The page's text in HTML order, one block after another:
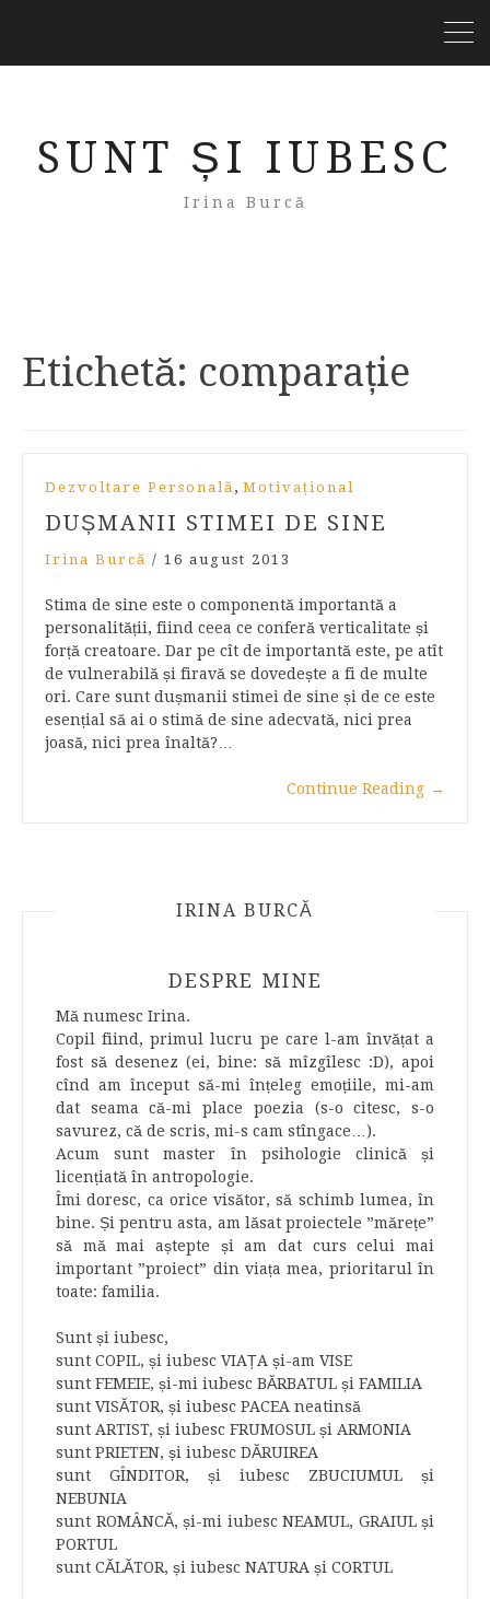
SUNT ȘI IUBESC
Irina Burcă
Etichetă: comparație
Dezvoltare Personală, Motivațional
DUȘMANII STIMEI DE SINE
Irina Burcă / 16 august 2013
Stima de sine este o componentă importantă a
personalității, fiind ceea ce conferă verticalitate și
forță creatoare. Dar pe cît de importantă este, pe atît
de vulnerabilă și firavă se dovedește a fi de multe
ori. Care sunt dușmanii stimei de sine și de ce este
esențial să ai o stimă de sine adecvată, nici prea
joasă, nici prea înaltă?…
Continue Reading →
IRINA BURCĂ
DESPRE MINE
Mă numesc Irina.
Copil fiind, primul lucru pe care l-am învățat a
fost să desenez (ei, bine: să mîzgîlesc :D), apoi
cînd am început să-mi înțeleg emoțiile, mi-am
dat seama că-mi place poezia (s-o citesc, s-o
savurez, că de scris, mi-s cam stîngace…).
Acum sunt master în psihologie clinică și
licențiată în antropologie.
Îmi doresc, ca orice visător, să schimb lumea, în
bine. Și pentru asta, am lăsat proiectele ”mărețe”
să mă mai aștepte și am dat curs celui mai
important ”proiect” din viața mea, prioritarul în
toate: familia.
Sunt și iubesc,
sunt COPIL, și iubesc VIAȚA și-am VISE
sunt FEMEIE, și-mi iubesc BĂRBATUL și FAMILIA
sunt VISĂTOR, și iubesc PACEA neatinsă
sunt ARTIST, și iubesc FRUMOSUL și ARMONIA
sunt PRIETEN, și iubesc DĂRUIREA
sunt GÎNDITOR, și iubesc ZBUCIUMUL și
NEBUNIA
sunt ROMÂNCĂ, și-mi iubesc NEAMUL, GRAIUL și
PORTUL
sunt CĂLĂTOR, și iubesc NATURA și CORTUL